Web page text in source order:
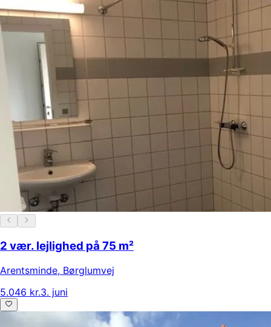
2 vær. lejlighed på 75 m²
Arentsminde, Børglumvej
5.046 kr.3. juni